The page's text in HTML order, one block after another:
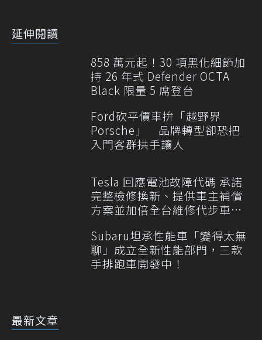
延伸閱讀
858 萬元起！30 項黑化細節加
持 26 年式 Defender OCTA
Black 限量 5 席登台
Ford砍平價車拚「越野界
Porsche」 品牌轉型卻恐把
入門客群拱手讓人
Tesla 回應電池故障代碼 承諾
完整檢修換新、提供車主補償
方案並加倍全台維修代步車數
Subaru坦承性能車「變得太無
聊」成立全新性能部門，三款
手排跑車開發中！
最新文章